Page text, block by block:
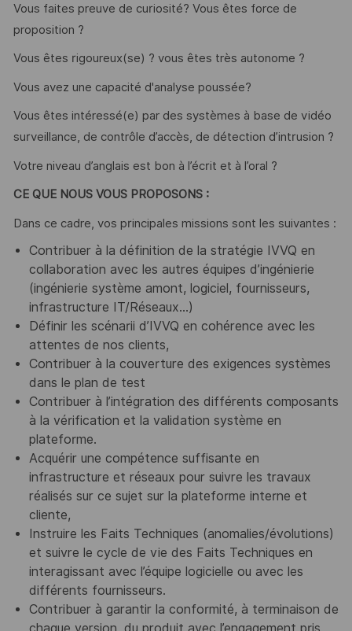
Vous faites preuve de curiosité? Vous êtes force de
proposition ?
Vous êtes rigoureux(se) ? vous êtes très autonome ?
Vous avez une capacité d'analyse poussée?
Vous êtes intéressé(e) par des systèmes à base de vidéo
surveillance, de contrôle d’accès, de détection d’intrusion ?
Votre niveau d’anglais est bon à l’écrit et à l’oral ?
CE QUE NOUS VOUS PROPOSONS :
Dans ce cadre, vos principales missions sont les suivantes :
Contribuer à la définition de la stratégie IVVQ en
collaboration avec les autres équipes d’ingénierie
(ingénierie système amont, logiciel, fournisseurs,
infrastructure IT/Réseaux…)
Définir les scénarii d’IVVQ en cohérence avec les
attentes de nos clients,
Contribuer à la couverture des exigences systèmes
dans le plan de test
Contribuer à l’intégration des différents composants
à la vérification et la validation système en
plateforme.
Acquérir une compétence suffisante en
infrastructure et réseaux pour suivre les travaux
réalisés sur ce sujet sur la plateforme interne et
cliente,
Instruire les Faits Techniques (anomalies/évolutions)
et suivre le cycle de vie des Faits Techniques en
interagissant avec l’équipe logicielle ou avec les
différents fournisseurs.
Contribuer à garantir la conformité, à terminaison de